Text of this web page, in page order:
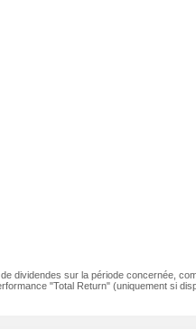
dividendes sur la période concernée,
"Total Return" (uniquement si